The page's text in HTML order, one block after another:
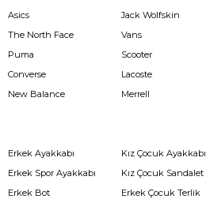
Asics
The North Face
Puma
Converse
New Balance
Jack Wolfskin
Vans
Scooter
Lacoste
Merrell
Erkek Ayakkabı
Erkek Spor Ayakkabı
Erkek Bot
Kız Çocuk Ayakkabı
Kız Çocuk Sandalet
Erkek Çocuk Terlik